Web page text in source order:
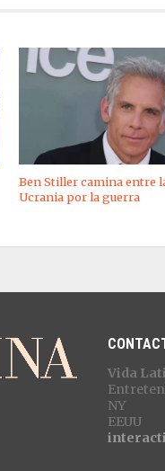
Ben Stiller camina entre
Ucrania por la guerra
Vida
NY
EEUU